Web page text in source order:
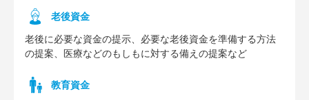
⽼後資⾦
老後に必要な資金の提示、必要な老後資金を準備する方法
の提案、医療などのもしもに対する備えの提案など
教育資金